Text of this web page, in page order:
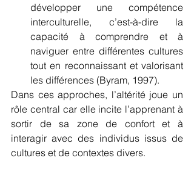
développer une compétence
interculturelle, c’est-à-dire la
capacité à comprendre et à
naviguer entre différentes cultures
tout en reconnaissant et valorisant
les différences (Byram, 1997).
Dans ces approches, l’altérité joue un
rôle central car elle incite l’apprenant à
sortir de sa zone de confort et à
interagir avec des individus issus de
cultures et de contextes divers.